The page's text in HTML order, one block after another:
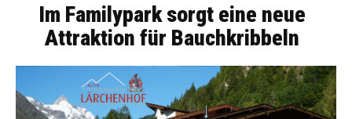
Im Familypark sorgt eine neue
Attraktion für Bauchkribbeln